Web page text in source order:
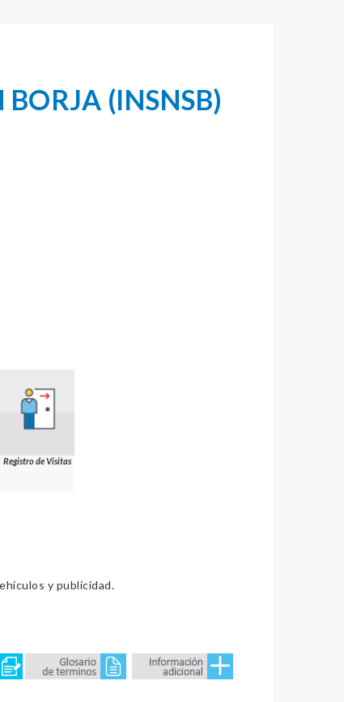
(INSNSB)
Registro de Visitas
y publicidad.